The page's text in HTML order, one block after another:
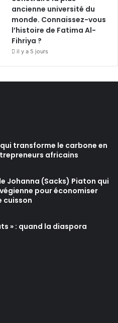
ancienne université du
monde. Connaissez-vous
l’histoire de Fatima Al-
Fihriya ?
il y a 5 jours
transforme le carbone en
africains
Johanna (Sacks) Piaton qui
pour économiser
cuisson
» : quand la diaspora